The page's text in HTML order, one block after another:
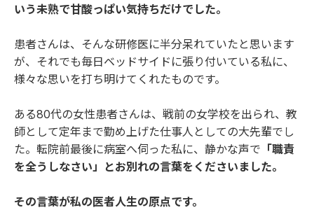
いう未熟で甘酸っぱい気持ちだけでした。
患者さんは、そんな研修医に半分呆れていたと思います
が、それでも毎日ベッドサイドに張り付いている私に、
様々な思いを打ち明けてくれたものです。
ある80代の女性患者さんは、戦前の女学校を出られ、教
師として定年まで勤め上げた仕事人としての大先輩でし
た。転院前最後に病室へ伺った私に、静かな声で 「職責
を全うしなさい」とお別れの言葉をくださいました。
その言葉が私の医者人生の原点です。